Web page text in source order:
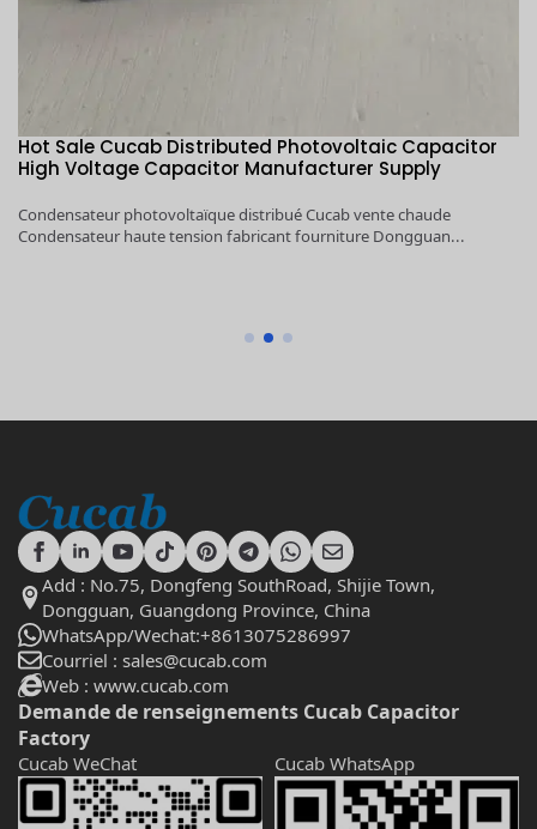
1KV～5KV 100μF～6000μF Cucab Pulse Energy Storage
High Voltage Capacitor Manufacturer Supply
1KV～5KV 100μF～6000μF Cucab Pulse Energy Storage High Voltage
Capacitor Manufacturer Supply Dongguan...
Add : No.75, Dongfeng SouthRoad, Shijie Town,
Dongguan, Guangdong Province, China
WhatsApp/Wechat:+8613075286997
Courriel : sales@cucab.com
Web : www.cucab.com
Demande de renseignements Cucab Capacitor
Factory
Cucab WeChat Cucab WhatsApp